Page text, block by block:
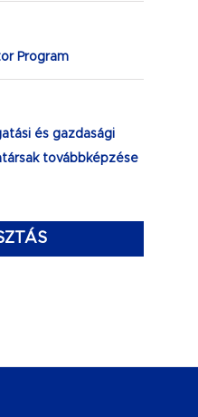
Program
és gazdasági
továbbképzése